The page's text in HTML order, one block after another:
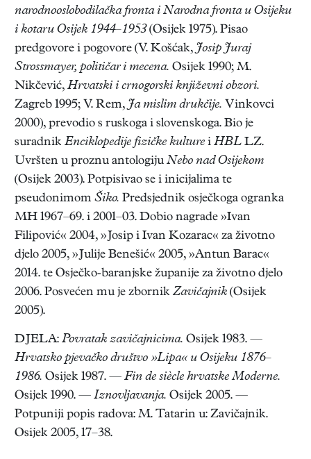
narodnooslobodilačka fronta i Narodna fronta u Osijeku
i kotaru Osijek 1944–1953(Osijek 1975). Pisao
predgovore i pogovore (V. Košćak, Josip Juraj
Strossmayer, političar i mecena. Osijek 1990; M.
Nikčević, Hrvatski i crnogorski književni obzori.
Zagreb 1995; V. Rem, Ja mislim drukčije. Vinkovci
2000), prevodio s ruskoga i slovenskoga. Bio je
suradnik Enciklopedije fizičke kulture i HBL LZ.
Uvršten u proznu antologiju Nebo nad Osijekom
(Osijek 2003). Potpisivao se i inicijalima te
pseudonimom Šiko. Predsjednik osječkoga ogranka
MH 1967–69. i 2001–03. Dobio nagrade »Ivan
Filipović« 2004, »Josip i Ivan Kozarac« za životno
djelo 2005, »Julije Benešić« 2005, »Antun Barac«
2014. te Osječko-baranjske županije za životno djelo
2006. Posvećen mu je zbornik Zavičajnik (Osijek
2005).
DJELA: Povratak zavičajnicima. Osijek 1983. —
Hrvatsko pjevačko društvo »Lipa« u Osijeku 1876–
1986. Osijek 1987. — Fin de siècle hrvatske Moderne.
Osijek 1990. — Iznovljavanja. Osijek 2005. —
Potpuniji popis radova: M. Tatarin u: Zavičajnik.
Osijek 2005, 17–38.